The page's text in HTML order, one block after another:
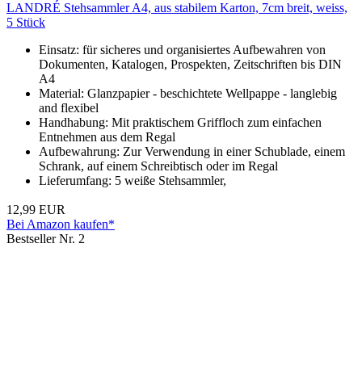
LANDRÉ Stehsammler A4, aus stabilem Karton, 7cm breit, weiss,
5 Stück
Einsatz: für sicheres und organisiertes Aufbewahren von
Dokumenten, Katalogen, Prospekten, Zeitschriften bis DIN
A4
Material: Glanzpapier - beschichtete Wellpappe - langlebig
and flexibel
Handhabung: Mit praktischem Griffloch zum einfachen
Entnehmen aus dem Regal
Aufbewahrung: Zur Verwendung in einer Schublade, einem
Schrank, auf einem Schreibtisch oder im Regal
Lieferumfang: 5 weiße Stehsammler,
12,99 EUR
Bei Amazon kaufen*
Bestseller Nr. 2